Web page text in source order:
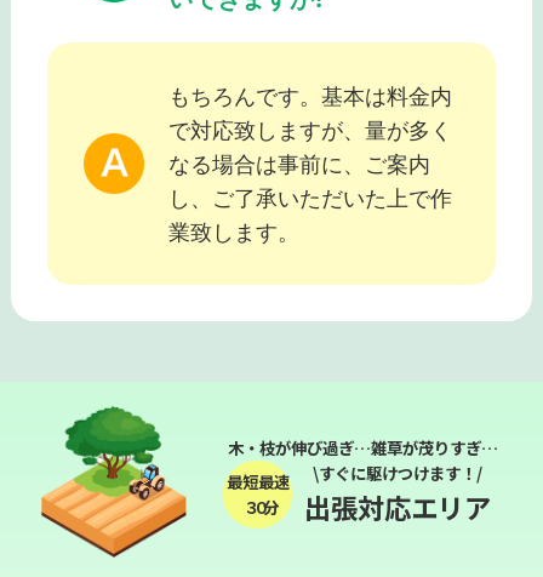
もちろんです。基本は料金内
で対応致しますが、量が多く
なる場合は事前に、ご案内
し、ご了承いただいた上で作
業致します。
木・枝が伸び過ぎ…雑草が茂りすぎ…
最短最速
３０分
\すぐに駆けつけます！/
出張対応エリア